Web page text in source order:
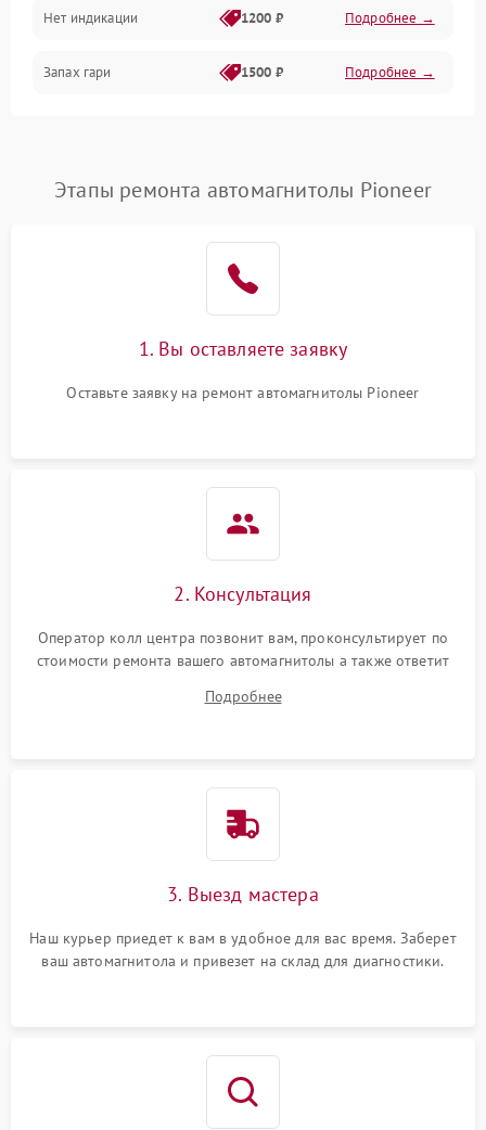
Нет индикации 1200 ₽ Подробнее →
Запах гари 1500 ₽ Подробнее →
Этапы ремонта автомагнитолы Pioneer
1. Вы оставляете заявку
Оставьте заявку на ремонт автомагнитолы Pioneer
2. Консультация
Оператор колл центра позвонит вам, проконсультирует по
стоимости ремонта вашего автомагнитолы а также ответит
Подробнее
3. Выезд мастера
Наш курьер приедет к вам в удобное для вас время. Заберет
ваш автомагнитола и привезет на склад для диагностики.